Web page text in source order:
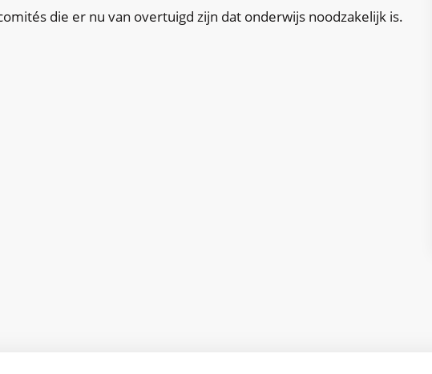
die er nu van overtuigd zijn dat onderwijs noodzakelijk is.